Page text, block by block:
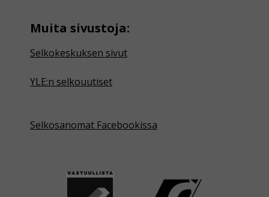
Muita sivustoja:
Selkokeskuksen sivut
YLE:n selkouutiset
Selkosanomat Facebookissa